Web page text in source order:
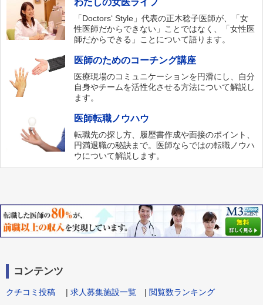
「Doctors‘ Style」代表の正木稔子医師が、「女
性医師だからできない」ことではなく、「女性医
師だからできる」ことについて語ります。
医師のためのコーチング講座
医療現場のコミュニケーションを円滑にし、自分
自身やチームを活性化させる方法について解説し
ます。
医師転職ノウハウ
転職先の探し方、履歴書作成や面接のポイント、
円満退職の秘訣まで。医師ならではの転職ノウハ
ウについて解説します。
コンテンツ
クチコミ投稿 | 求人募集施設一覧 | 閲覧数ランキング